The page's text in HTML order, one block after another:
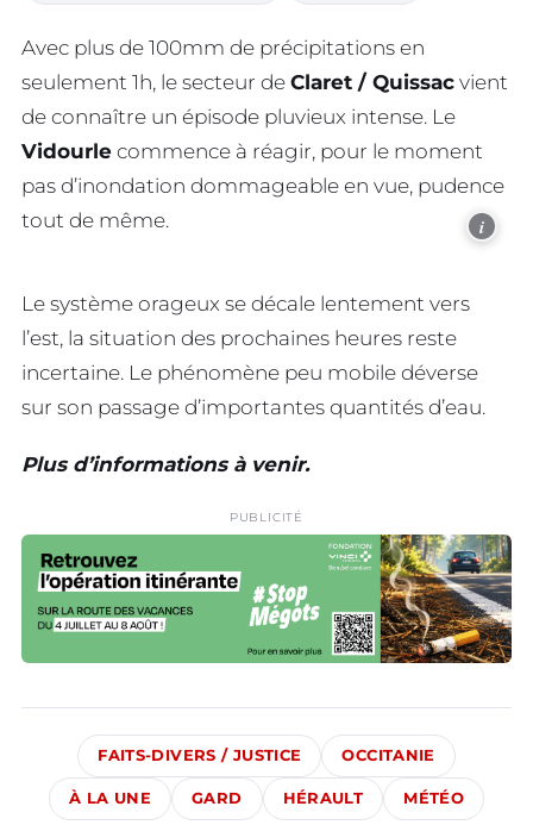
Avec plus de 100mm de précipitations en
seulement 1h, le secteur de Claret / Quissac vient
de connaître un épisode pluvieux intense. Le
Vidourle commence à réagir, pour le moment
pas d’inondation dommageable en vue, pudence
tout de même.
i
Le système orageux se décale lentement vers
l’est, la situation des prochaines heures reste
incertaine. Le phénomène peu mobile déverse
sur son passage d’importantes quantités d’eau.
Plus d’informations à venir.
PUBLICITÉ
FAITS-DIVERS / JUSTICE OCCITANIE
À LA UNE GARD HÉRAULT MÉTÉO